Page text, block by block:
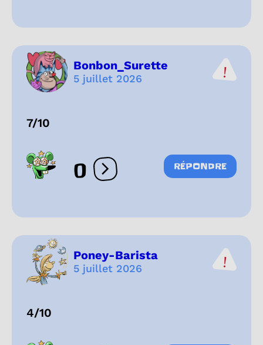
Bonbon_Surette
5 juillet 2026
7/10
0 Ouvrir les réactions
RÉPONDRE
Poney-Barista
5 juillet 2026
4/10